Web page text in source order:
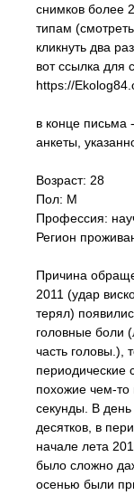
снимков более
типам
кликнуть два
вот ссылка для
https://
в конце письма
анкеты,
Возраст: 28
Пол: М
Профессия:
Регион
Причина
2011 (удар
терял)
головные боли
часть головы.),
периодические
похожие чем-то
секунды. В день
десятков, в
начале лета
было сложно
осенью были